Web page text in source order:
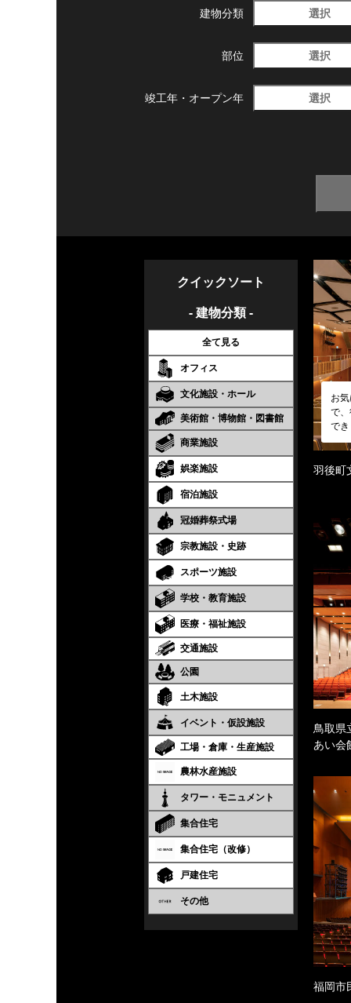
建物分類 選択
部位 選択
竣工年・ オープン年 選択
クイックソート
- 建物分類 -
全て見る
オフィス
文化施設・ホール
美術館・博物館・図書館
商業施設
娯楽施設
宿泊施設
冠婚葬祭式場
宗教施設・史跡
スポーツ施設
学校・教育施設
医療・福祉施設
交通施設
公園
土木施設
イベント・仮設施設
工場・倉庫・生産施設
農林水産施設
タワー・モニュメント
集合住宅
集合住宅（改修）
戸建住宅
その他
お
で
で
羽後
鳥取県
あい会
福岡市